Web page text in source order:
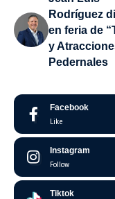
Rodríguez
en feria de
y
Pedernales
Facebook
Like
Instagram
Follow
Tiktok